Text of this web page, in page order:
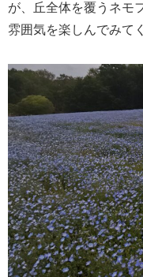
が、丘全体を覆うネモ
雰囲気を楽しんでみて